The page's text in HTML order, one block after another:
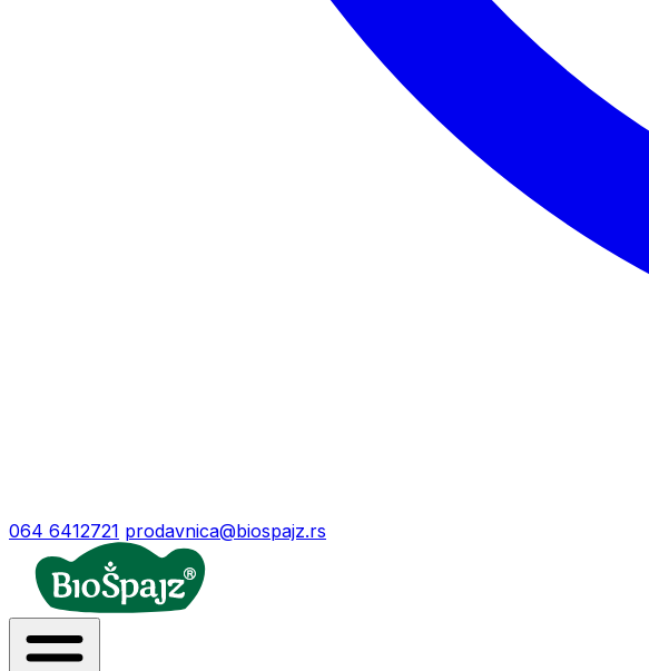
064 6412721 prodavnica@biospajz.rs